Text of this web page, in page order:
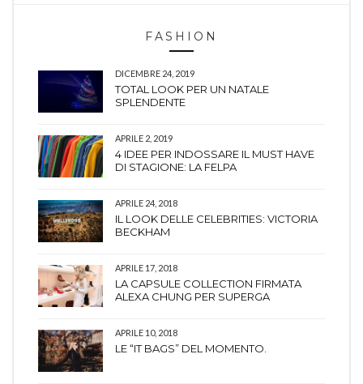
FASHION
DICEMBRE 24, 2019
TOTAL LOOK PER UN NATALE
SPLENDENTE
APRILE 2, 2019
4 IDEE PER INDOSSARE IL MUST HAVE
DI STAGIONE: LA FELPA
APRILE 24, 2018
IL LOOK DELLE CELEBRITIES: VICTORIA
BECKHAM
APRILE 17, 2018
LA CAPSULE COLLECTION FIRMATA
ALEXA CHUNG PER SUPERGA
APRILE 10, 2018
LE “IT BAGS” DEL MOMENTO.